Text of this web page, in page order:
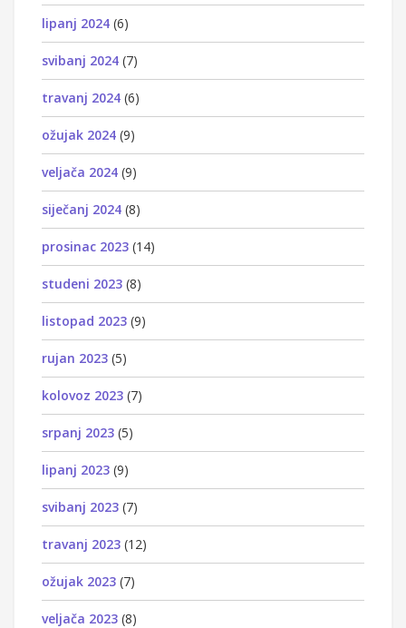
lipanj 2024 (6)
svibanj 2024 (7)
travanj 2024 (6)
ožujak 2024 (9)
veljača 2024 (9)
siječanj 2024 (8)
prosinac 2023 (14)
studeni 2023 (8)
listopad 2023 (9)
rujan 2023 (5)
kolovoz 2023 (7)
srpanj 2023 (5)
lipanj 2023 (9)
svibanj 2023 (7)
travanj 2023 (12)
ožujak 2023 (7)
veljača 2023 (8)